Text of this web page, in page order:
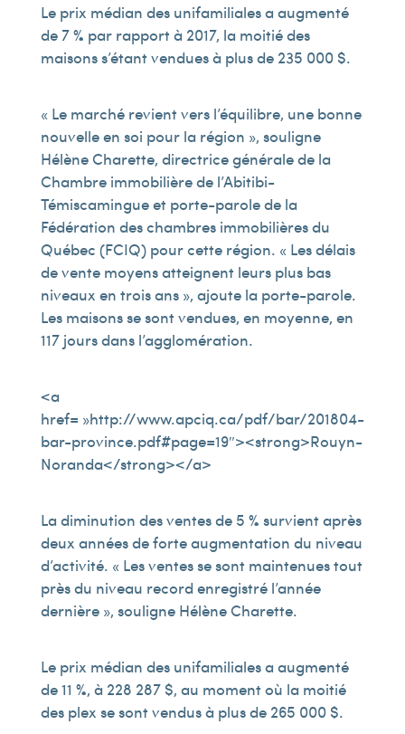
Le prix médian des unifamiliales a augmenté
de 7 % par rapport à 2017, la moitié des
maisons s’étant vendues à plus de 235 000 $.
« Le marché revient vers l’équilibre, une bonne
nouvelle en soi pour la région », souligne
Hélène Charette, directrice générale de la
Chambre immobilière de l’Abitibi-
Témiscamingue et porte-parole de la
Fédération des chambres immobilières du
Québec (FCIQ) pour cette région. « Les délais
de vente moyens atteignent leurs plus bas
niveaux en trois ans », ajoute la porte-parole.
Les maisons se sont vendues, en moyenne, en
117 jours dans l’agglomération.
<a
href= »http://www.apciq.ca/pdf/bar/201804-
bar-province.pdf#page=19″><strong>Rouyn-
Noranda</strong></a>
La diminution des ventes de 5 % survient après
deux années de forte augmentation du niveau
d’activité. « Les ventes se sont maintenues tout
près du niveau record enregistré l’année
dernière », souligne Hélène Charette.
Le prix médian des unifamiliales a augmenté
de 11 %, à 228 287 $, au moment où la moitié
des plex se sont vendus à plus de 265 000 $.